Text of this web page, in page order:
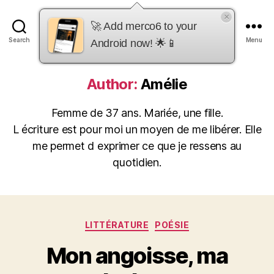
Search
merco6
Menu
Author: Amélie
Femme de 37 ans. Mariée, une fille.
L écriture est pour moi un moyen de me libérer. Elle
me permet d exprimer ce que je ressens au
quotidien.
Categories
LITTÉRATURE POÉSIE
Mon angoisse, ma
🚀 Add merco6 to your
Android now! 🌟📱
×